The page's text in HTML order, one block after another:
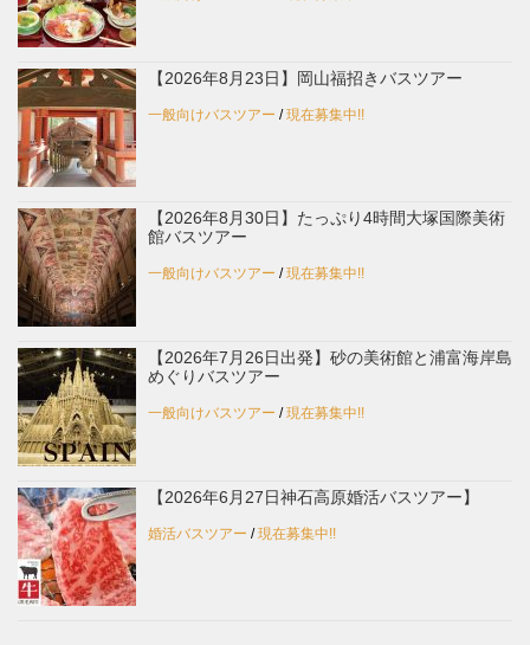
【2026年8月23日】岡山福招きバスツアー
一般向けバスツアー /現在募集中!!
【2026年8月30日】たっぷり4時間大塚国際美術
館バスツアー
一般向けバスツアー /現在募集中!!
【2026年7月26日出発】砂の美術館と浦富海岸島
めぐりバスツアー
一般向けバスツアー /現在募集中!!
【2026年6月27日神石高原婚活バスツアー】
婚活バスツアー /現在募集中!!